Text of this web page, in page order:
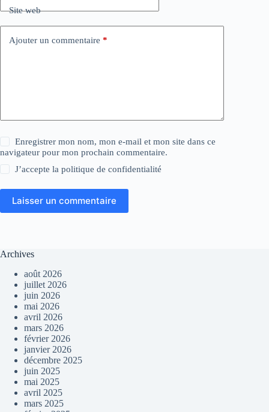
Site web
Ajouter un commentaire *
Enregistrer mon nom, mon e-mail et mon site dans ce
navigateur pour mon prochain commentaire.
J’accepte lapolitique de confidentialité
Laisser un commentaire
Archives
août 2026
juillet 2026
juin 2026
mai 2026
avril 2026
mars 2026
février 2026
janvier 2026
décembre 2025
juin 2025
mai 2025
avril 2025
mars 2025